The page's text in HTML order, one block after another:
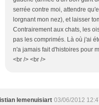
serrée contre moi, attendre
lorgnant mon nez), et laisser
Contrairement aux chats, les
pas les comprimés. Là où j'ai
n'a jamais fait d'histoires pour
<br /> <br />
lemenuisiart 03/06/2012